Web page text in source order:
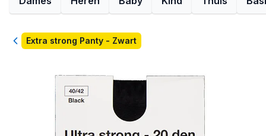
TerugExtra strong Panty - Zwart